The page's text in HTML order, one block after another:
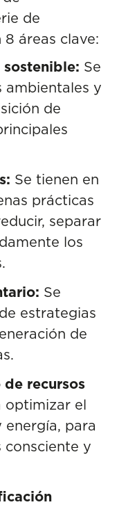
de
áreas clave:
Se
ambientales y
de
Se tienen en
prácticas
separar
los
Se
estrategias
de
de recursos
optimizar el
energía, para
consciente y